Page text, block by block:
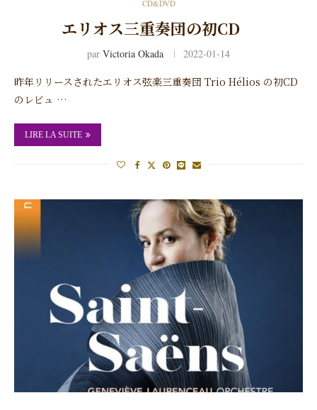
CD&DVD
エリオス三重奏団の初CD
par Victoria Okada 2022-01-14
昨年リリースされたエリオス弦楽三重奏団 Trio Hélios の初CD
のレビュ …
LIRE LA SUITE